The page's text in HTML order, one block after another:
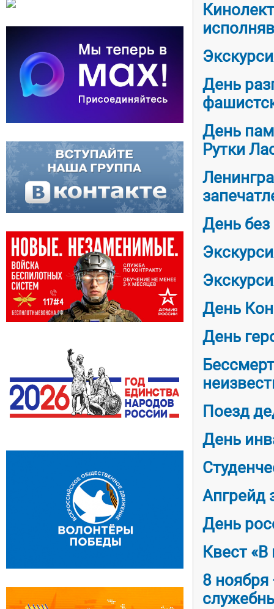
День
День
Рутки
День без
День
День
Поезд
День
Апгрейд
День
Квест
8